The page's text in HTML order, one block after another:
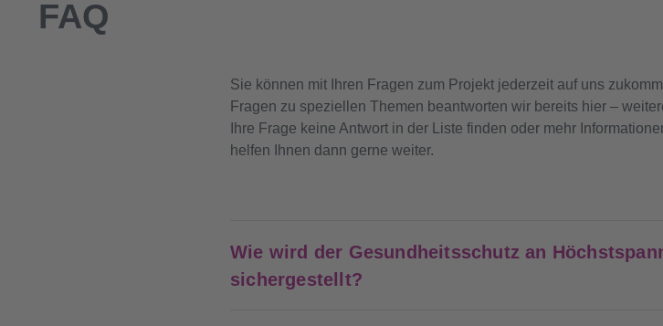
FAQ
Sie können mit Ihren Fragen zum Projekt jederzeit auf uns
Fragen zu speziellen Themen beantworten wir bereits hier –
Ihre Frage keine Antwort in der Liste finden oder mehr
helfen Ihnen dann gerne weiter.
Wie wird der Gesundheitsschutz an
sichergestellt?